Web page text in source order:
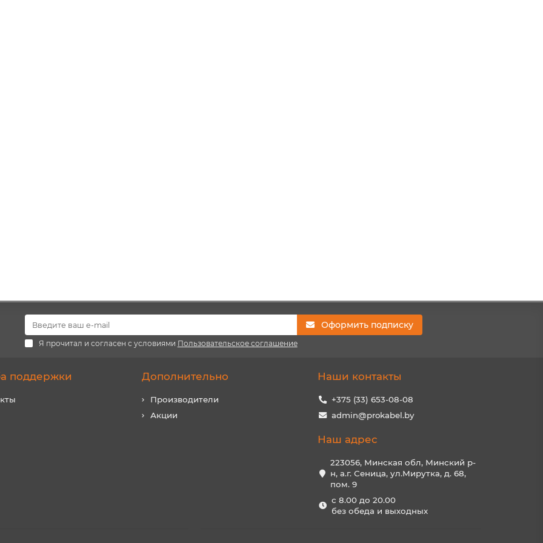
Оформить подписку
Я прочитал и согласен с условиями Пользовательское соглашение
поддержки Дополнительно
Производители
Акции
Наши контакты
+375 (33) 653-08-08
admin@prokabel.by
Наш адрес
223056, Минская обл, Минский р-
н, а.г. Сеница, ул.Мирутка, д. 68,
пом. 9
с 8.00 до 20.00
без обеда и выходных